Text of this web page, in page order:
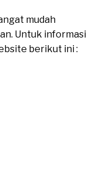
mudah
Untuk informasi
berikut ini :